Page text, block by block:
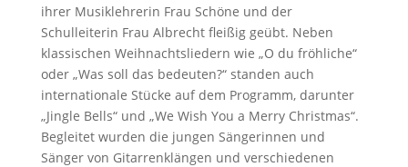
ihrer Musiklehrerin Frau Schöne und der
Schulleiterin Frau Albrecht fleißig geübt. Neben
klassischen Weihnachtsliedern wie „O du fröhliche“
oder „Was soll das bedeuten?“ standen auch
internationale Stücke auf dem Programm, darunter
„Jingle Bells“ und „We Wish You a Merry Christmas“.
Begleitet wurden die jungen Sängerinnen und
Sänger von Gitarrenklängen und verschiedenen